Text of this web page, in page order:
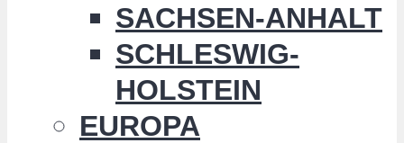
SACHSEN-ANHALT
SCHLESWIG-
HOLSTEIN
EUROPA